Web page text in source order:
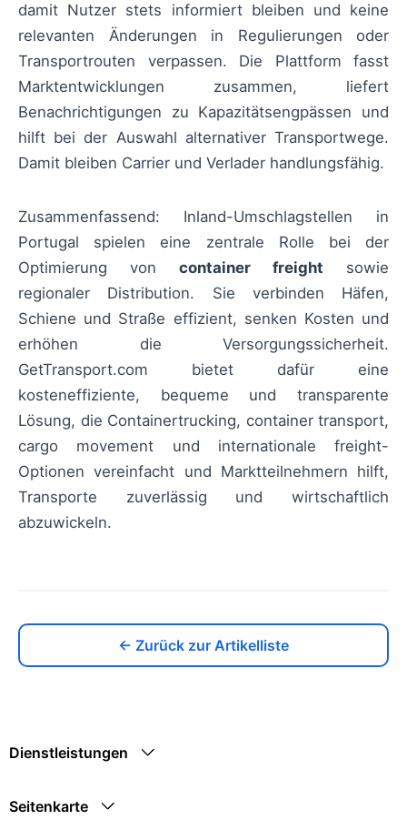
damit Nutzer stets informiert bleiben und keine
relevanten Änderungen in Regulierungen oder
Transportrouten verpassen. Die Plattform fasst
Marktentwicklungen zusammen, liefert
Benachrichtigungen zu Kapazitätsengpässen und
hilft bei der Auswahl alternativer Transportwege.
Damit bleiben Carrier und Verlader handlungsfähig.
Zusammenfassend: Inland-Umschlagstellen in
Portugal spielen eine zentrale Rolle bei der
Optimierung von container freight sowie
regionaler Distribution. Sie verbinden Häfen,
Schiene und Straße effizient, senken Kosten und
erhöhen die Versorgungssicherheit.
GetTransport.com bietet dafür eine
kosteneffiziente, bequeme und transparente
Lösung, die Containertrucking, container transport,
cargo movement und internationale freight-
Optionen vereinfacht und Marktteilnehmern hilft,
Transporte zuverlässig und wirtschaftlich
abzuwickeln.
← Zurück zur Artikelliste
Dienstleistungen
Seitenkarte